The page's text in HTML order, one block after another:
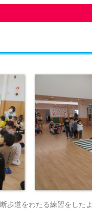
歩道をわたる練習をしたよ